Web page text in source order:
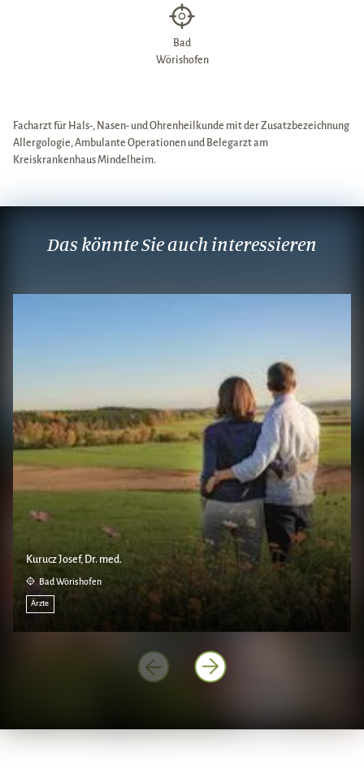
Bad
Wörishofen
Facharzt für Hals-, Nasen- und Ohrenheilkunde mit der Zusatzbezeichnung
Allergologie, Ambulante Operationen und Belegarzt am
Kreiskrankenhaus Mindelheim.
Das könnte Sie auch interessieren
Kurucz Josef, Dr. med.
Bad Wörishofen
Ärzte